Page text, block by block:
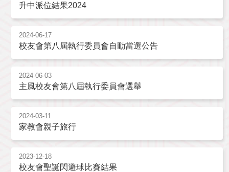
升中派位結果2024
2024-06-17
校友會第八屆執行委員會自動當選公告
2024-06-03
主風校友會第八屆執行委員會選舉
2024-03-11
家教會親子旅行
2023-12-18
校友會聖誕閃避球比賽結果